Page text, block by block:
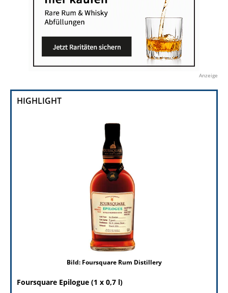
Anzeige
HIGHLIGHT
Bild: Foursquare Rum Distillery
Foursquare Epilogue (1 x 0,7 l)